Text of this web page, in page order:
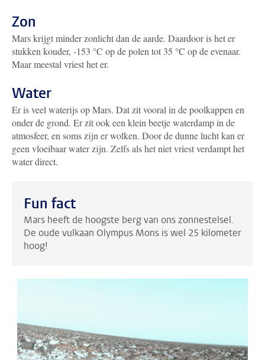
Zon
Mars krijgt minder zonlicht dan de aarde. Daardoor is het er
stukken kouder, -153 °C op de polen tot 35 °C op de evenaar.
Maar meestal vriest het er.
Water
Er is veel waterijs op Mars. Dat zit vooral in de poolkappen en
onder de grond. Er zit ook een klein beetje waterdamp in de
atmosfeer, en soms zijn er wolken. Door de dunne lucht kan er
geen vloeibaar water zijn. Zelfs als het niet vriest verdampt het
water direct.
Fun fact
Mars heeft de hoogste berg van ons zonnestelsel.
De oude vulkaan Olympus Mons is wel 25 kilometer
hoog!